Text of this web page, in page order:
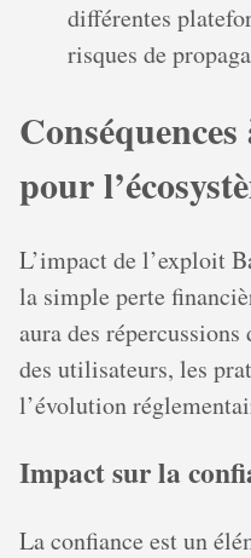
différentes
risques de
pour
L’impact de l’exploit
la simple perte
aura des
des utilisateurs, les
l’évolution
Impact sur la
La confiance est un